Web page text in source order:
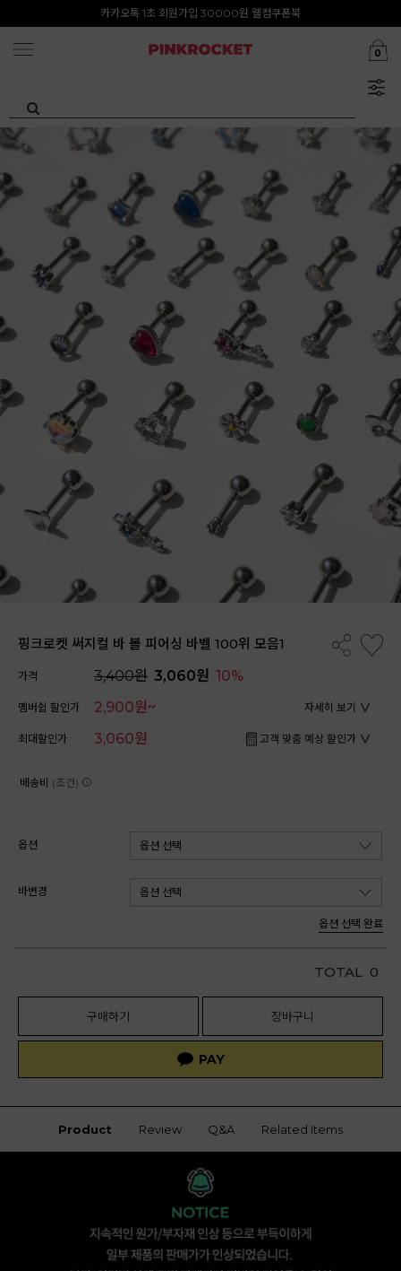
첫구매 특가존 50%
0
핑크로켓 써지컬 바 볼 피어싱 바벨 100위 모음1
가격 3,400원 3,060원 10%
멤버쉽 할인가 2,900원~ 자세히 보기
최대할인가 3,060원 고객 맞춤 예상 할인가
배송비 (조건)
옵션
바변경
옵션 선택 완료
TOTAL 0
구매하기 장바구니
Product Review Q&A Related Items